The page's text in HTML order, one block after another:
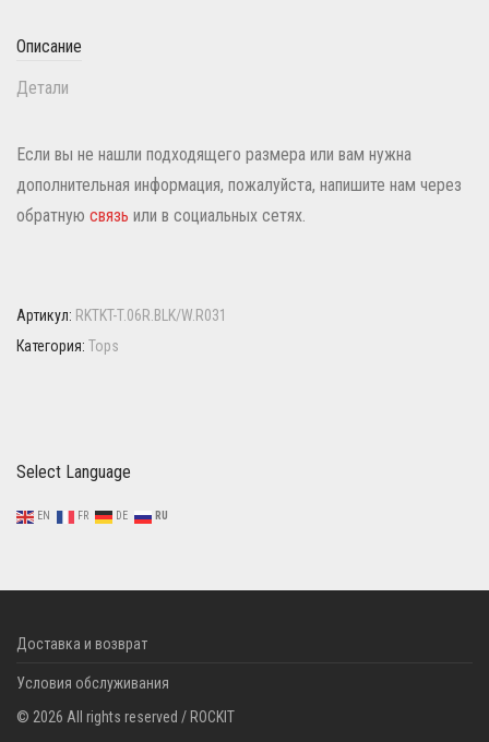
Описание
Детали
Если вы не нашли подходящего размера или вам нужна
дополнительная информация, пожалуйста, напишите нам через
обратную связь или в социальных сетях.
Артикул: RKTKT-T.06R.BLK/W.R031
Категория: Tops
Select Language
EN FR DE RU
Доставка и возврат
Условия обслуживания
© 2026 All rights reserved / ROCKIT